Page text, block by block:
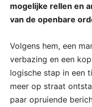
mogelijke rellen en
van de openbare
Volgens hem, een
verbazing en een
logische stap in een
meer op straat
paar opruiende